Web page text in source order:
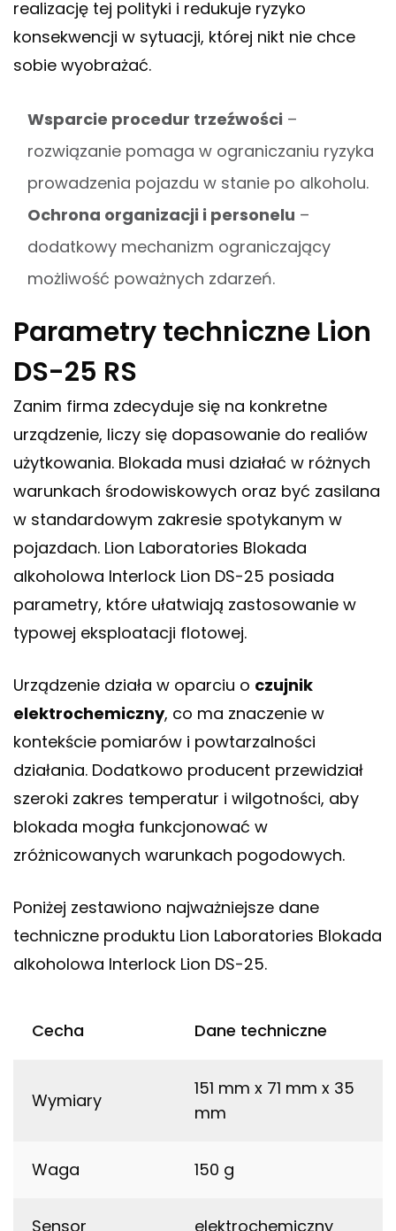
realizację tej polityki i redukuje ryzyko
konsekwencji w sytuacji, której nikt nie chce
sobie wyobrażać.
Wsparcie procedur trzeźwości –
rozwiązanie pomaga w ograniczaniu ryzyka
prowadzenia pojazdu w stanie po alkoholu.
Ochrona organizacji i personelu –
dodatkowy mechanizm ograniczający
możliwość poważnych zdarzeń.
Parametry techniczne Lion
DS-25 RS
Zanim firma zdecyduje się na konkretne
urządzenie, liczy się dopasowanie do realiów
użytkowania. Blokada musi działać w różnych
warunkach środowiskowych oraz być zasilana
w standardowym zakresie spotykanym w
pojazdach. Lion Laboratories Blokada
alkoholowa Interlock Lion DS-25 posiada
parametry, które ułatwiają zastosowanie w
typowej eksploatacji flotowej.
Urządzenie działa w oparciu o czujnik
elektrochemiczny, co ma znaczenie w
kontekście pomiarów i powtarzalności
działania. Dodatkowo producent przewidział
szeroki zakres temperatur i wilgotności, aby
blokada mogła funkcjonować w
zróżnicowanych warunkach pogodowych.
Poniżej zestawiono najważniejsze dane
techniczne produktu Lion Laboratories Blokada
alkoholowa Interlock Lion DS-25.
Cecha Dane techniczne
Wymiary
151 mm x 71 mm x 35
mm
Waga 150 g
Sensor elektrochemiczny